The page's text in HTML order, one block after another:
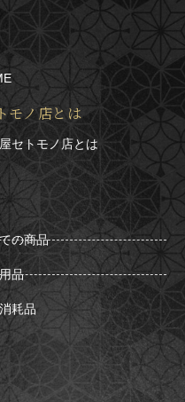
モノ店とは
セトモノ店とは
の商品
品
耗品